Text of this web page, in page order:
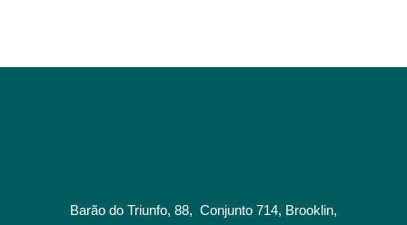
Barão do Triunfo, 88, Conjunto 714, Brooklin,